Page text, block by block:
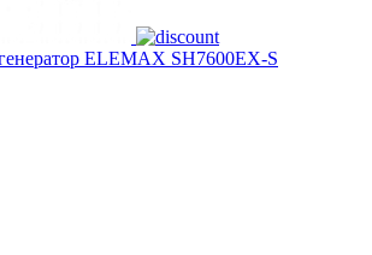
ELEMAX SH7600EX-S